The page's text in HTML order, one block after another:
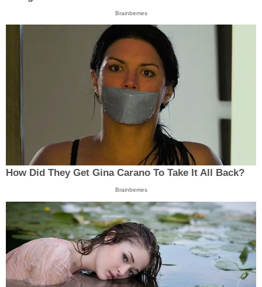
Brainberries
How Did They Get Gina Carano To Take It All Back?
Brainberries